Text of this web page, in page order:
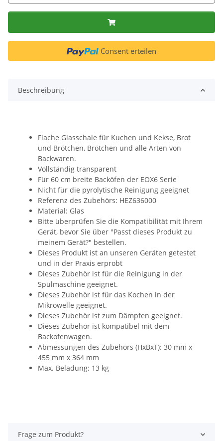
Consent erteilen
Beschreibung
Flache Glasschale für Kuchen und Kekse, Brot
und Brötchen, Brötchen und alle Arten von
Backwaren.
Vollständig transparent
Für 60 cm breite Backöfen der EOX6 Serie
Nicht für die pyrolytische Reinigung geeignet
Referenz des Zubehörs: HEZ636000
Material: Glas
Bitte überprüfen Sie die Kompatibilität mit Ihrem
Gerät, bevor Sie über "Passt dieses Produkt zu
meinem Gerät?" bestellen.
Dieses Produkt ist an unseren Geräten getestet
und in der Praxis erprobt
Dieses Zubehör ist für die Reinigung in der
Spülmaschine geeignet.
Dieses Zubehör ist für das Kochen in der
Mikrowelle geeignet.
Dieses Zubehör ist zum Dämpfen geeignet.
Dieses Zubehör ist kompatibel mit dem
Backofenwagen.
Abmessungen des Zubehörs (HxBxT): 30 mm x
455 mm x 364 mm
Max. Beladung: 13 kg
Frage zum Produkt?